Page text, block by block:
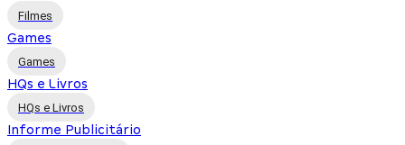
Filmes
Games
Games
HQs e Livros
HQs e Livros
Informe Publicitário